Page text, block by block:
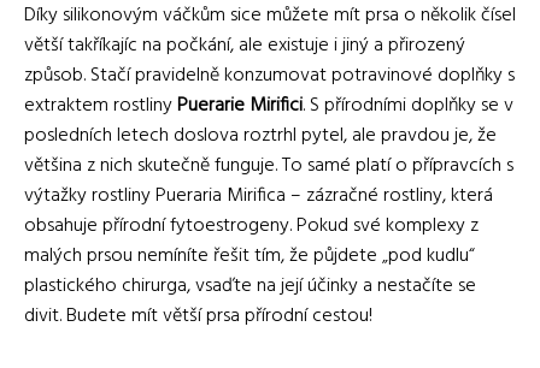
Díky silikonovým váčkům sice můžete mít prsa o několik čísel
větší takříkajíc na počkání, ale existuje i jiný a přirozený
způsob. Stačí pravidelně konzumovat potravinové doplňky s
extraktem rostlinyPuerarie Mirifici.S přírodními doplňky se v
posledních letech doslova roztrhl pytel, ale pravdou je, že
většina z nich skutečně funguje. To samé platí o přípravcích s
výtažky rostliny Pueraria Mirifica – zázračné rostliny, která
obsahuje přírodní fytoestrogeny. Pokud své komplexy z
malých prsou nemíníte řešit tím, že půjdete „pod kudlu“
plastického chirurga, vsaďte na její účinky a nestačíte se
divit. Budete mít větší prsa přírodní cestou!